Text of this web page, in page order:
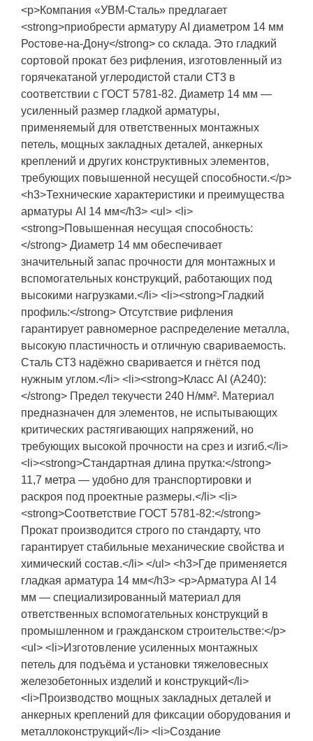
<p>Компания «УВМ-Сталь» предлагает
<strong>приобрести арматуру АI диаметром 14 мм
Ростове-на-Дону</strong> со склада. Это гладкий
сортовой прокат без рифления, изготовленный из
горячекатаной углеродистой стали СТ3 в
соответствии с ГОСТ 5781-82. Диаметр 14 мм —
усиленный размер гладкой арматуры,
применяемый для ответственных монтажных
петель, мощных закладных деталей, анкерных
креплений и других конструктивных элементов,
требующих повышенной несущей способности.</p>
<h3>Технические характеристики и преимущества
арматуры АI 14 мм</h3> <ul> <li>
<strong>Повышенная несущая способность:
</strong> Диаметр 14 мм обеспечивает
значительный запас прочности для монтажных и
вспомогательных конструкций, работающих под
высокими нагрузками.</li> <li><strong>Гладкий
профиль:</strong> Отсутствие рифления
гарантирует равномерное распределение металла,
высокую пластичность и отличную свариваемость.
Сталь СТ3 надёжно сваривается и гнётся под
нужным углом.</li> <li><strong>Класс АI (А240):
</strong> Предел текучести 240 Н/мм². Материал
предназначен для элементов, не испытывающих
критических растягивающих напряжений, но
требующих высокой прочности на срез и изгиб.</li>
<li><strong>Стандартная длина прутка:</strong>
11,7 метра — удобно для транспортировки и
раскроя под проектные размеры.</li> <li>
<strong>Соответствие ГОСТ 5781-82:</strong>
Прокат производится строго по стандарту, что
гарантирует стабильные механические свойства и
химический состав.</li> </ul> <h3>Где применяется
гладкая арматура 14 мм</h3> <p>Арматура АI 14
мм — специализированный материал для
ответственных вспомогательных конструкций в
промышленном и гражданском строительстве:</p>
<ul> <li>Изготовление усиленных монтажных
петель для подъёма и установки тяжеловесных
железобетонных изделий и конструкций</li>
<li>Производство мощных закладных деталей и
анкерных креплений для фиксации оборудования и
металлоконструкций</li> <li>Создание